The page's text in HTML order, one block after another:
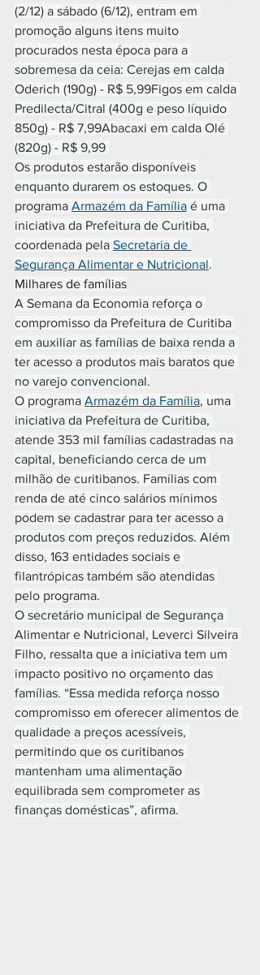
(2/12) a sábado (6/12), entram em
promoção alguns itens muito
procurados nesta época para a
sobremesa da ceia: Cerejas em calda
Oderich (190g) - R$ 5,99Figos em calda
Predilecta/Citral (400g e peso líquido
850g) - R$ 7,99Abacaxi em calda Olé
(820g) - R$ 9,99
Os produtos estarão disponíveis
enquanto durarem os estoques. O
programa Armazém da Família é uma
iniciativa da Prefeitura de Curitiba,
coordenada pela Secretaria de
Segurança Alimentar e Nutricional.
Milhares de famílias
A Semana da Economia reforça o
compromisso da Prefeitura de Curitiba
em auxiliar as famílias de baixa renda a
ter acesso a produtos mais baratos que
no varejo convencional.
O programa Armazém da Família, uma
iniciativa da Prefeitura de Curitiba,
atende 353 mil famílias cadastradas na
capital, beneficiando cerca de um
milhão de curitibanos. Famílias com
renda de até cinco salários mínimos
podem se cadastrar para ter acesso a
produtos com preços reduzidos. Além
disso, 163 entidades sociais e
filantrópicas também são atendidas
pelo programa.
O secretário municipal de Segurança
Alimentar e Nutricional, Leverci Silveira
Filho, ressalta que a iniciativa tem um
impacto positivo no orçamento das
famílias. “Essa medida reforça nosso
compromisso em oferecer alimentos de
qualidade a preços acessíveis,
permitindo que os curitibanos
mantenham uma alimentação
equilibrada sem comprometer as
finanças domésticas”, afirma.